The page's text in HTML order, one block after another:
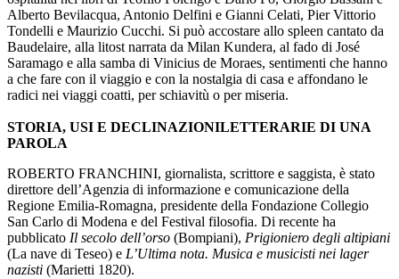
Alberto Bevilacqua, Antonio Delfini e Gianni Celati, Pier Vittorio
Tondelli e Maurizio Cucchi. Si può accostare allo spleen cantato da
Baudelaire, alla litost narrata da Milan Kundera, al fado di José
Saramago e alla samba di Vinicius de Moraes, sentimenti che hanno
a che fare con il viaggio e con la nostalgia di casa e affondano le
radici nei viaggi coatti, per schiavitù o per miseria.
STORIA, USI E DECLINAZIONILETTERARIE DI UNA
PAROLA
ROBERTO FRANCHINI, giornalista, scrittore e saggista, è stato
direttore dell’Agenzia di informazione e comunicazione della
Regione Emilia-Romagna, presidente della Fondazione Collegio
San Carlo di Modena e del Festival filosofia. Di recente ha
pubblicato Il secolo dell’orso (Bompiani), Prigioniero degli altipiani
(La nave di Teseo) e L’Ultima nota. Musica e musicisti nei lager
nazisti (Marietti 1820).